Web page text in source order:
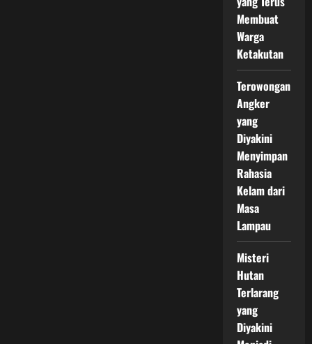
Membuat
Warga
Ketakutan
Terowongan
Angker
yang
Diyakini
Menyimpan
Rahasia
Kelam dari
Masa
Lampau
Misteri
Hutan
Terlarang
yang
Diyakini